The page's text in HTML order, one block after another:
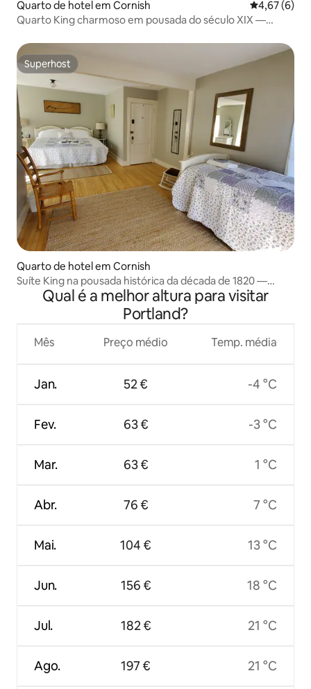
Quarto de hotel em Cornish
4,67 (6)
Quarto King charmoso em pousada do século XIX —
Superhost
Superhost
Quarto de hotel em Cornish
Suíte King na pousada histórica da década de 1820 —
Cotton Lincoln
Qual é a melhor altura para visitar
Portland?
Mês
Jan.
Fev.
Mar.
Abr.
Mai.
Jun.
Jul.
Ago.
Preço médio
52 €
63 €
63 €
76 €
104 €
156 €
182 €
197 €
Temp. média
-4 °C
-3 °C
1 °C
7 °C
13 °C
18 °C
21 °C
21 °C